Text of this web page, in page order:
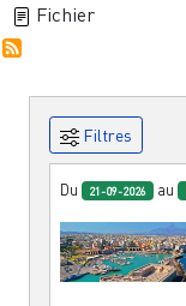
Fichier
Filtres
Du 21-09-2026 au